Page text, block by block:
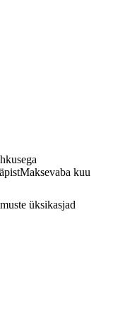
Maksevaba kuu
üksikasjad